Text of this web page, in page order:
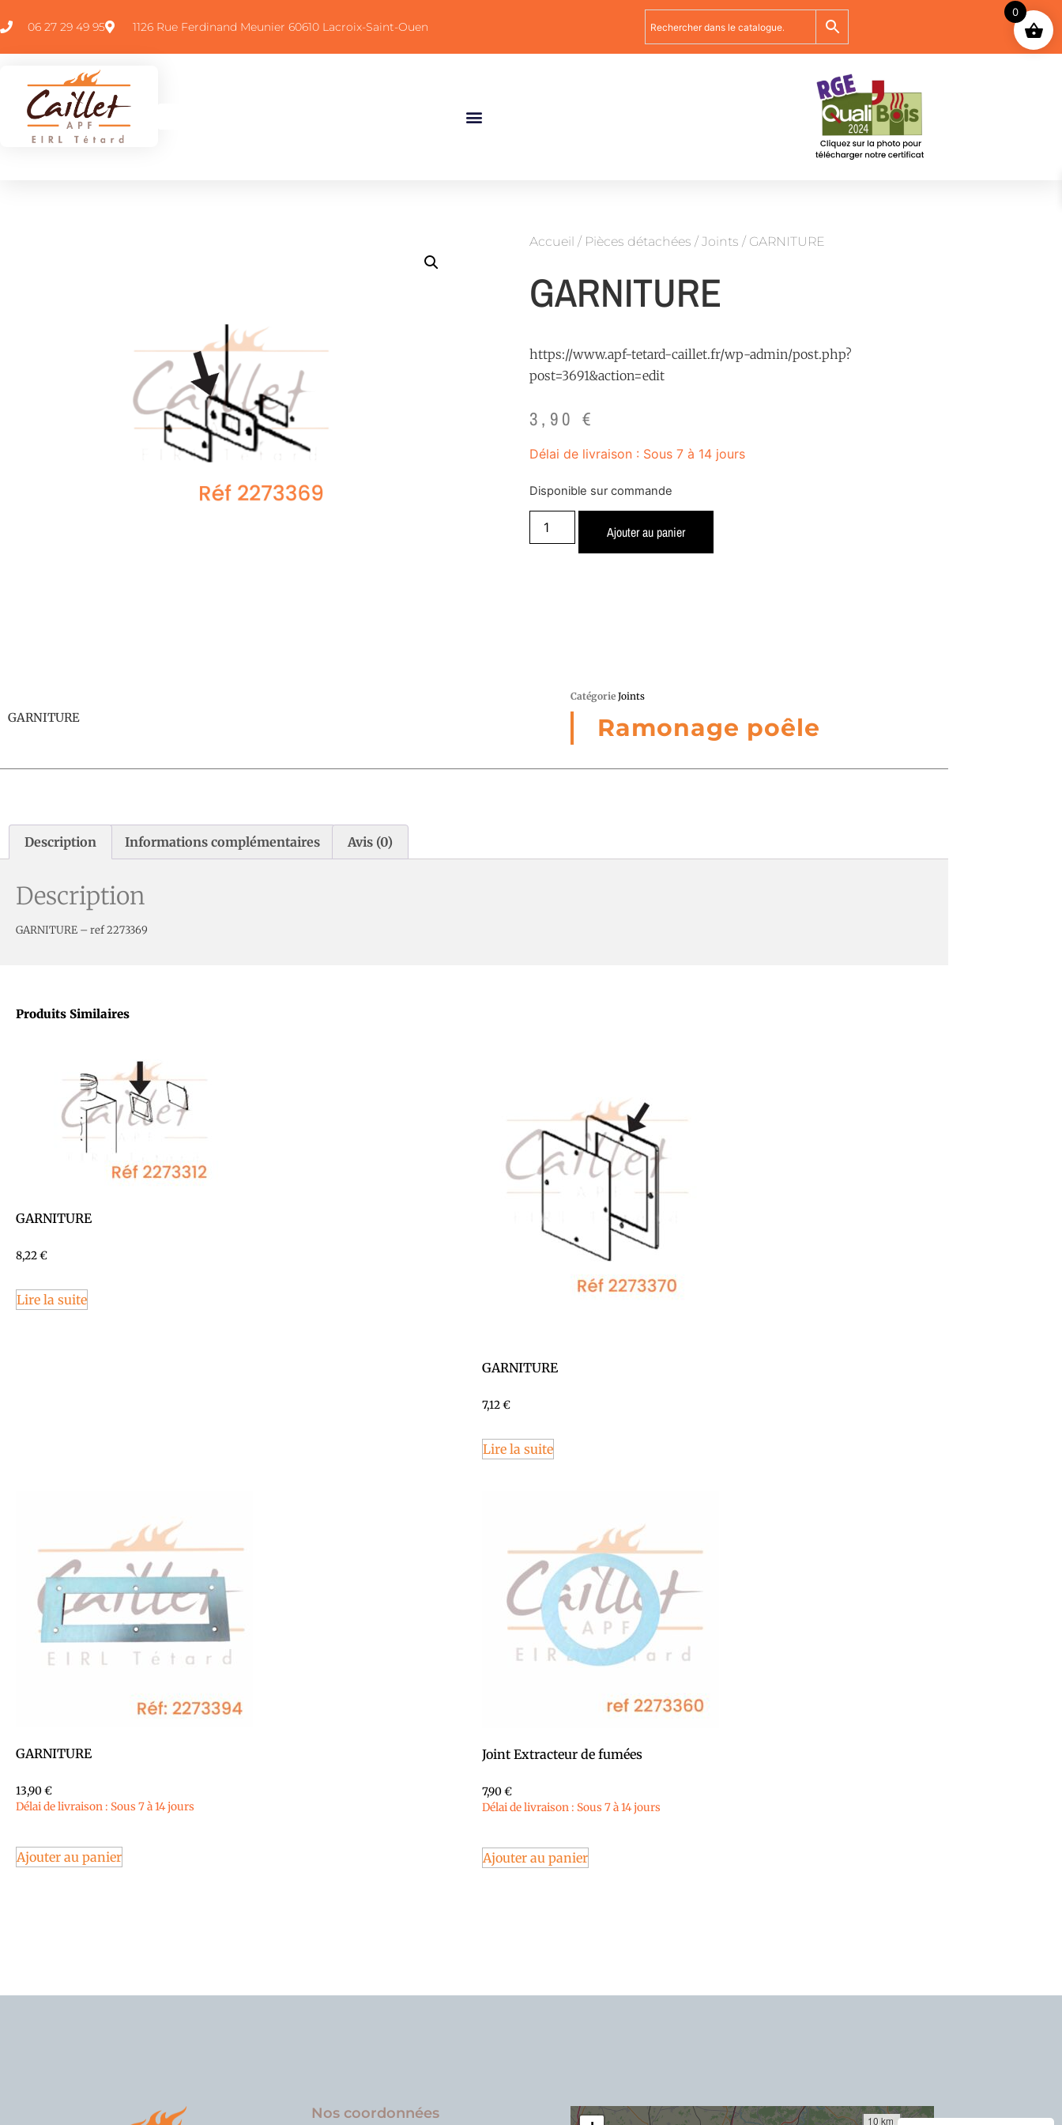
06 27 29 49 95 1126 Rue Ferdinand Meunier 60610 Lacroix-Saint-Ouen
Accueil / Pièces détachées / Joints / GARNITURE
GARNITURE
https://www.apf-tetard-caillet.fr/wp-admin/post.php?
post=3691&action=edit
3,90 €
Délai de livraison : Sous 7 à 14 jours
Disponible sur commande
Ajouter au panier
GARNITURE
Catégorie Joints
Ramonage poêle
Description Informations complémentaires Avis (0)
Description
GARNITURE – ref 2273369
Produits Similaires
GARNITURE
8,22€
Lire la suite
GARNITURE
7,12€
Lire la suite
GARNITURE
13,90€
Délai de livraison : Sous 7 à 14 jours
Ajouter au panier
Joint Extracteur de fumées
7,90€
Délai de livraison : Sous 7 à 14 jours
Ajouter au panier
Nos coordonnées 10 km
0